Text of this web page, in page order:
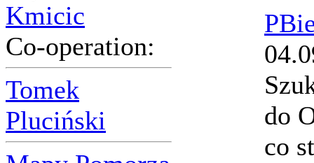
Kmicic
Co-operation:
Tomek
Pluciński
do
co